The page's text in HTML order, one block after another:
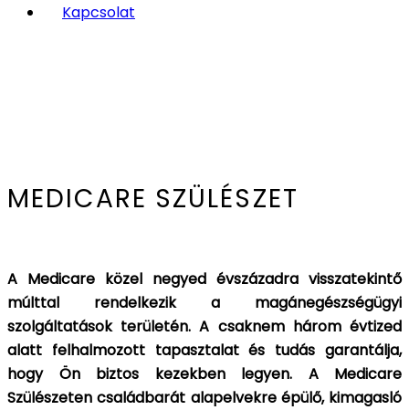
Kapcsolat
MEDICARE SZÜLÉSZET
A Medicare közel negyed évszázadra visszatekintő
múlttal rendelkezik a magánegészségügyi
szolgáltatások területén. A csaknem három évtized
alatt felhalmozott tapasztalat és tudás garantálja,
hogy Ön
biztos kezekben legyen. A
Medicare
Szülészeten családbarát alapelvekre épülő, kimagasló